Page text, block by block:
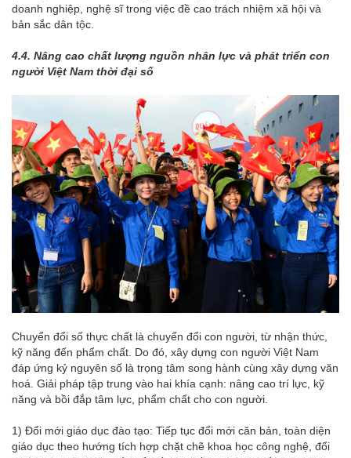
doanh nghiệp, nghệ sĩ trong việc đề cao trách nhiệm xã hội và
bản sắc dân tộc.
4.4. Nâng cao chất lượng nguồn nhân lực và phát triển con
người Việt Nam thời đại số
Chuyển đổi số thực chất là chuyển đổi con người, từ nhận thức,
kỹ năng đến phẩm chất. Do đó, xây dựng con người Việt Nam
đáp ứng kỷ nguyên số là trọng tâm song hành cùng xây dựng văn
hoá. Giải pháp tập trung vào hai khía cạnh: nâng cao trí lực, kỹ
năng và bồi đắp tâm lực, phẩm chất cho con người.
1) Đổi mới giáo dục đào tạo: Tiếp tục đổi mới căn bản, toàn diện
giáo dục theo hướng tích hợp chặt chẽ khoa học công nghệ, đổi